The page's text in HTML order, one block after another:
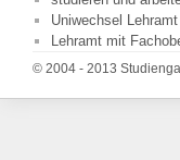
Uniwechsel
Lehramt mit
© 2004 - 2013